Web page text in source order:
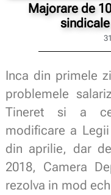
Majorare de
Inca din primele
problemele
Tineret si a
modificare a
din aprilie, dar
2018, Camera
rezolva in mod